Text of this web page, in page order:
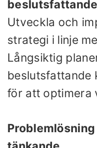
beslutsfattande
Utveckla och
strategi i linje
Långsiktig
beslutsfattande
för att optimera